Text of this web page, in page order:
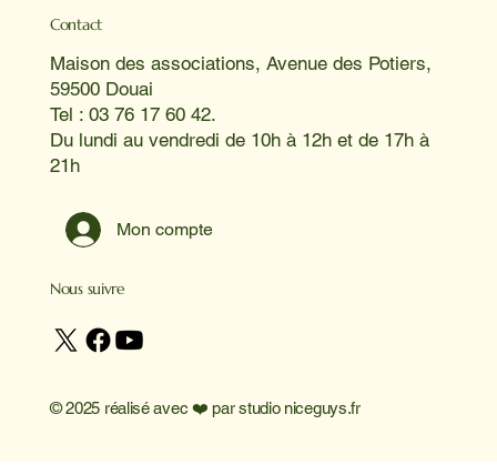
Contact
Maison des associations, Avenue des Potiers,
59500 Douai
Tel : 03 76 17 60 42.
Du lundi au vendredi de 10h à 12h et de 17h à
21h
Mon compte
Nous suivre
© 2025 réalisé avec ❤️ parstudio niceguys.fr